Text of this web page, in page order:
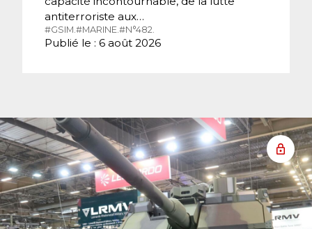
antiterroriste aux…
#GSIM. #MARINE. #N°482.
Publié le : 6 août 2026